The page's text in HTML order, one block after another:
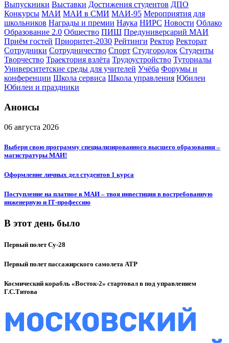
Выпускники Выставки Достижения студентов ДПО
Конкурсы МАИ МАИ в СМИ МАИ-95 Мероприятия для
школьников Награды и премии Наука НИРС Новости Облако
Образование 2.0 Общество ПИШ Предуниверсарий МАИ
Приём гостей Приоритет-2030 Рейтинги Ректор Ректорат
Сотрудники Сотрудничество Спорт Студгородок Студенты
Творчество Траектория взлёта Трудоустройство Туториалы
Университетские среды для учителей Учёба Форумы и
конференции Школа сервиса Школа управления Юбилеи
Юбилеи и праздники
Анонсы
06 августа 2026
Выбери свою программу специализированного высшего образования –
магистратуры МАИ!
Оформление личных дел студентов 1 курса
Поступление на платное в МАИ – твоя инвестиция в востребованную
инженерную и IT‑профессию
В этот день было
Первый полет Су-28
Первый полет пассажирского самолета ATP
Космический корабль «Восток-2» стартовал в под управлением
Г.С.Титова